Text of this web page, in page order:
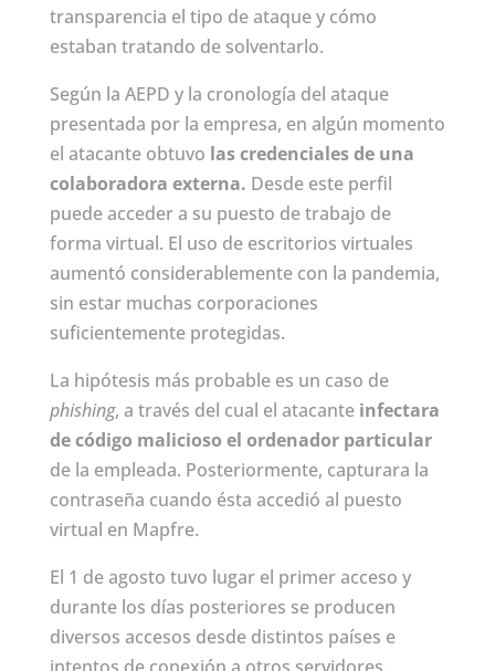
transparencia el tipo de ataque y cómo
estaban tratando de solventarlo.
Según la AEPD y la cronología del ataque
presentada por la empresa, en algún momento
el atacante obtuvo las credenciales de una
colaboradora externa. Desde este perfil
puede acceder a su puesto de trabajo de
forma virtual. El uso de escritorios virtuales
aumentó considerablemente con la pandemia,
sin estar muchas corporaciones
suficientemente protegidas.
La hipótesis más probable es un caso de
phishing, a través del cual el atacante infectara
de código malicioso el ordenador particular
de la empleada. Posteriormente, capturara la
contraseña cuando ésta accedió al puesto
virtual en Mapfre.
El 1 de agosto tuvo lugar el primer acceso y
durante los días posteriores se producen
diversos accesos desde distintos países e